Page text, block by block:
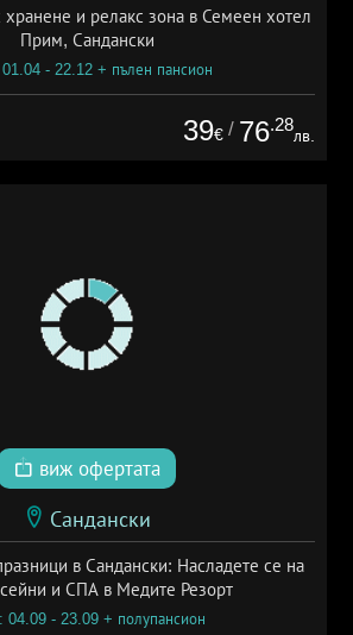
хранене и релакс зона в Семеен хотел
Прим, Сандански
01.04 - 22.12 + пълен пансион
39€ / 76.28
лв.
виж офертата
Сандански
в Сандански: Насладете се на
и СПА в Медите Резорт
04.09 - 23.09 + полупансион